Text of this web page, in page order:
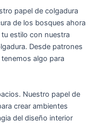
papel de colgadura
de los bosques ahora
estilo con nuestra
Desde patrones
algo para
Nuestro papel de
crear ambientes
del diseño interior